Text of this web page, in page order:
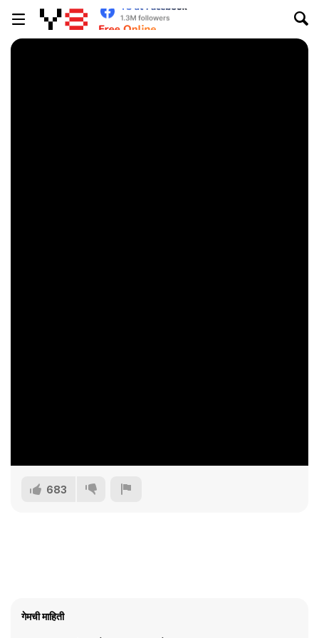
683
गेमची माहिती